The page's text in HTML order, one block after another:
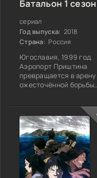
Батальон 1 сезон
сериал
Год выпуска: 2018
Страна: Россия
Югославия, 1999 год.
Аэропорт Приштина
превращается в арену
ожесточённой борьбы,
спецназовцев ГРУ,
оставленная без
поддержки и
привычных ресурсов,
получает задачу:
удерживать